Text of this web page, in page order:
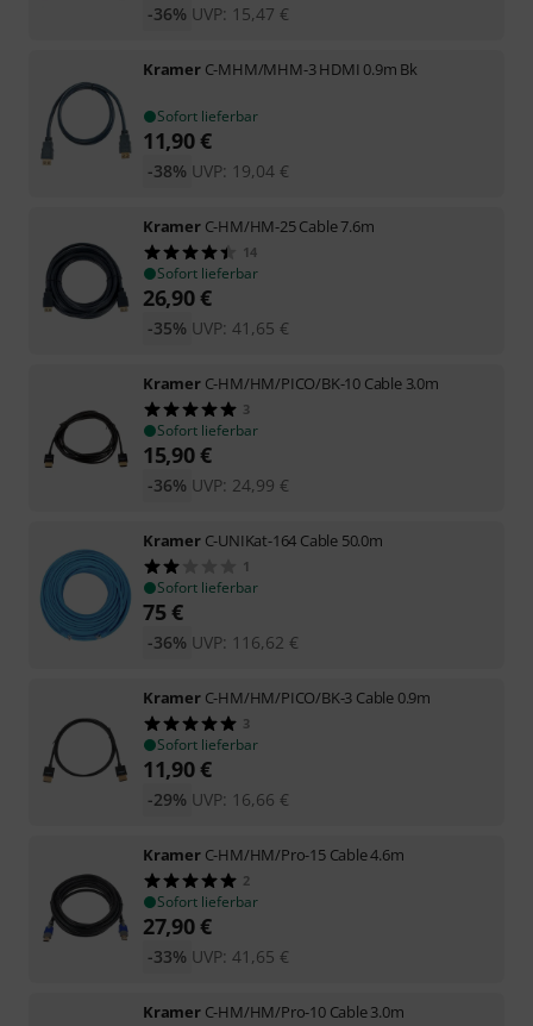
UVP: 15,47 €
-36%
Kramer C-MHM/MHM-3 HDMI 0.9m Bk
Sofort lieferbar
11,90€
UVP: 19,04 €
-38%
Kramer C-HM/HM-25 Cable 7.6m
14
Sofort lieferbar
26,90€
UVP: 41,65 €
-35%
Kramer C-HM/HM/PICO/BK-10 Cable 3.0m
3
Sofort lieferbar
15,90€
UVP: 24,99 €
-36%
Kramer C-UNIKat-164 Cable 50.0m
1
Sofort lieferbar
75€
UVP: 116,62 €
-36%
Kramer C-HM/HM/PICO/BK-3 Cable 0.9m
3
Sofort lieferbar
11,90€
UVP: 16,66 €
-29%
Kramer C-HM/HM/Pro-15 Cable 4.6m
2
Sofort lieferbar
27,90€
UVP: 41,65 €
-33%
Kramer C-HM/HM/Pro-10 Cable 3.0m